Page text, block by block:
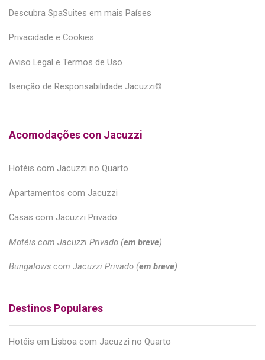
Descubra SpaSuites em mais Países
Privacidade e Cookies
Aviso Legal e Termos de Uso
Isenção de Responsabilidade Jacuzzi©
Acomodações con Jacuzzi
Hotéis com Jacuzzi no Quarto
Apartamentos com Jacuzzi
Casas com Jacuzzi Privado
Motéis com Jacuzzi Privado (em breve)
Bungalows com Jacuzzi Privado (em breve)
Destinos Populares
Hotéis em Lisboa com Jacuzzi no Quarto